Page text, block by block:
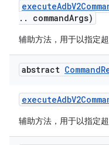
executeAdb
. . commandArgs)
辅助方法，用于以指定
abstract Command
executeAdb
辅助方法，用于以指定